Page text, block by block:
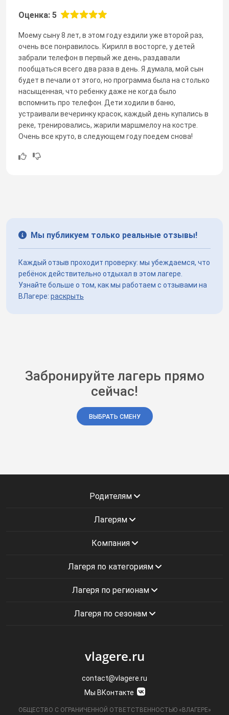
Оценка: 5
Моему сыну 8 лет, в этом году ездили уже второй раз,
очень все понравилось. Кирилл в восторге, у детей
забрали телефон в первый же день, раздавали
пообщаться всего два раза в день. Я думала, мой сын
будет в печали от этого, но программа была на столько
насыщенная, что ребенку даже не когда было
вспомнить про телефон. Дети ходили в баню,
устраивали вечеринку красок, каждый день купались в
реке, тренировались, жарили маршмелоу на костре.
Очень все круто, в следующем году поедем снова!
Мы публикуем только реальные отзывы!
Каждый отзыв проходит проверку: мы убеждаемся, что
ребёнок действительно отдыхал в этом лагере.
Узнайте больше о том, как мы работаем с отзывами на
ВЛагере: раскрыть
Забронируйте лагерь прямо
сейчас!
ВЫБРАТЬ СМЕНУ
Родителям
Лагерям
Компания
Лагеря по категориям
Лагеря по регионам
Лагеря по сезонам
vlagere.ru
contact@vlagere.ru
Мы ВКонтакте
ОБЩЕСТВО С ОГРАНИЧЕННОЙ ОТВЕТСТВЕННОСТЬЮ «ВЛАГЕРЕ»